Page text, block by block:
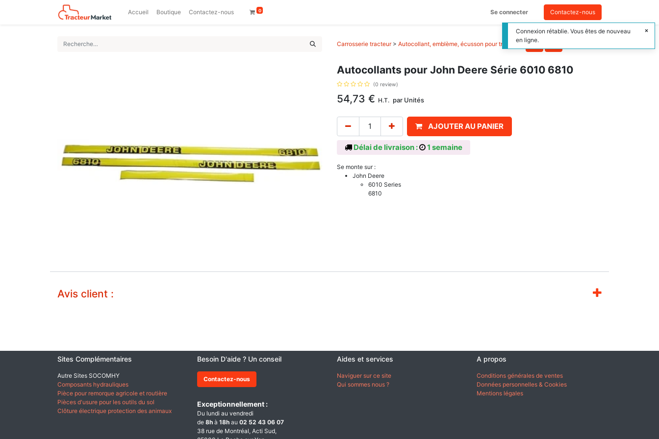
Accueil Boutique Contactez-nous 0 Se connecter Contactez-nous
Carrosserie tracteur> Autocollant, emblème, écusson pour tracteur >
Autocollants pour John Deere Série 6010 6810
(0 review)
54,73 € H.T. par Unités
AJOUTER AU PANIER
Délai de livraison : 1 semaine
Se monte sur :
John Deere
6010 Series
6810
Avis client :
Sites Complémentaires
Autre Sites SOCOMHY
Composants hydrauliques
Pièce pour remorque agricole et routière
Pièces d'usure pour les outils du sol
Clôture électrique protection des animaux
Besoin D'aide ? Un conseil
Contactez-nous
Exceptionnellement :
Du lundi au vendredi
de 8h à 18h au 02 52 43 06 07
38 rue de Montréal, Acti Sud,
Aides et services
Naviguer sur ce site
Qui sommes nous ?
A propos
Conditions générales de ventes
Données personnelles & Cookies
Mentions légales
Connexion rétablie. Vous êtes de nouveau
en ligne.